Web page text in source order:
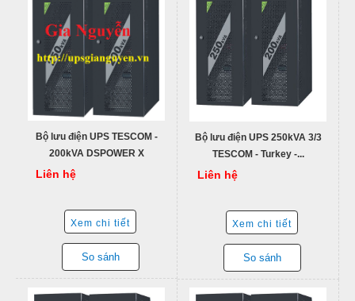
Bộ lưu điện UPS TESCOM -
200kVA DSPOWER X
Liên hệ
Xem chi tiết
So sánh
Bộ lưu điện UPS 250kVA 3/3
TESCOM - Turkey -...
Liên hệ
Xem chi tiết
So sánh